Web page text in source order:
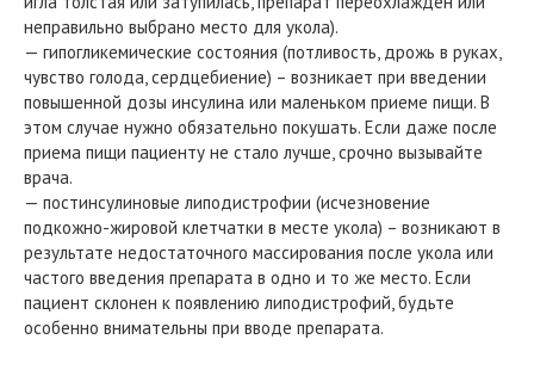
неправильно выбрано место для укола).
— гипогликемические состояния (потливость, дрожь в руках,
чувство голода, сердцебиение) – возникает при введении
повышенной дозы инсулина или маленьком приеме пищи. В
этом случае нужно обязательно покушать. Если даже после
приема пищи пациенту не стало лучше, срочно вызывайте
врача.
— постинсулиновые липодистрофии (исчезновение
подкожно-жировой клетчатки в месте укола) – возникают в
результате недостаточного массирования после укола или
частого введения препарата в одно и то же место. Если
пациент склонен к появлению липодистрофий, будьте
особенно внимательны при вводе препарата.